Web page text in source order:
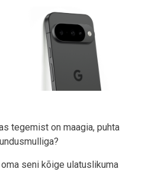
tegemist on maagia, puhta
seni kõige ulatuslikuma